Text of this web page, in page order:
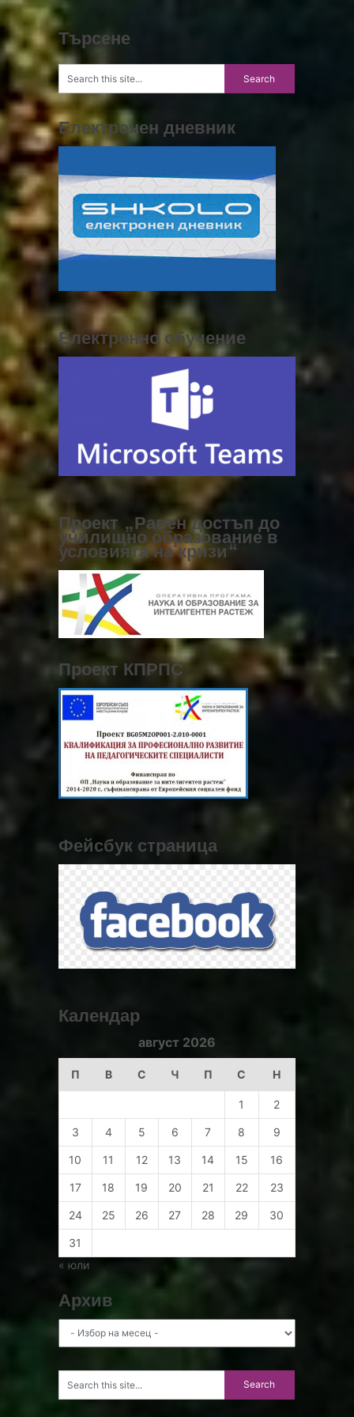
Търсене
Електронен дневник
Електронно обучение
Проект „Равен достъп до
училищно образование в
условията на кризи“
Проект КПРПС
Фейсбук страница
Календар
август 2026
П В С Ч П С Н
1 2
3 4 5 6 7 8 9
10 11 12 13 14 15 16
17 18 19 20 21 22 23
24 25 26 27 28 29 30
31
« юли
Архив